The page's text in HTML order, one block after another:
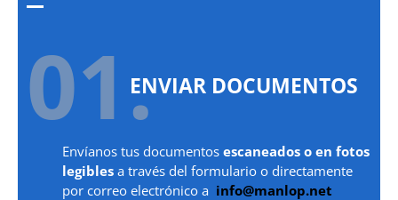
01.ENVIAR DOCUMENTOS
Envíanos tus documentos escaneados o en fotos
legibles a través del formulario o directamente
por correo electrónico a info@manlop.net